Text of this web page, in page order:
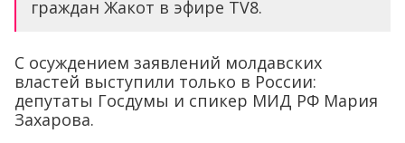
граждан Жакот в эфире TV8.
С осуждением заявлений молдавских
властей выступили только в России:
депутаты Госдумы и спикер МИД РФ Мария
Захарова.